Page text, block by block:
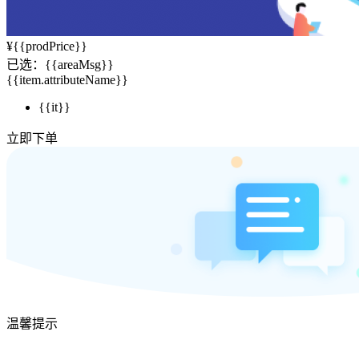
¥{{prodPrice}}
已选： {{areaMsg}}
{{item.attributeName}}
{{it}}
立即下单
温馨提示